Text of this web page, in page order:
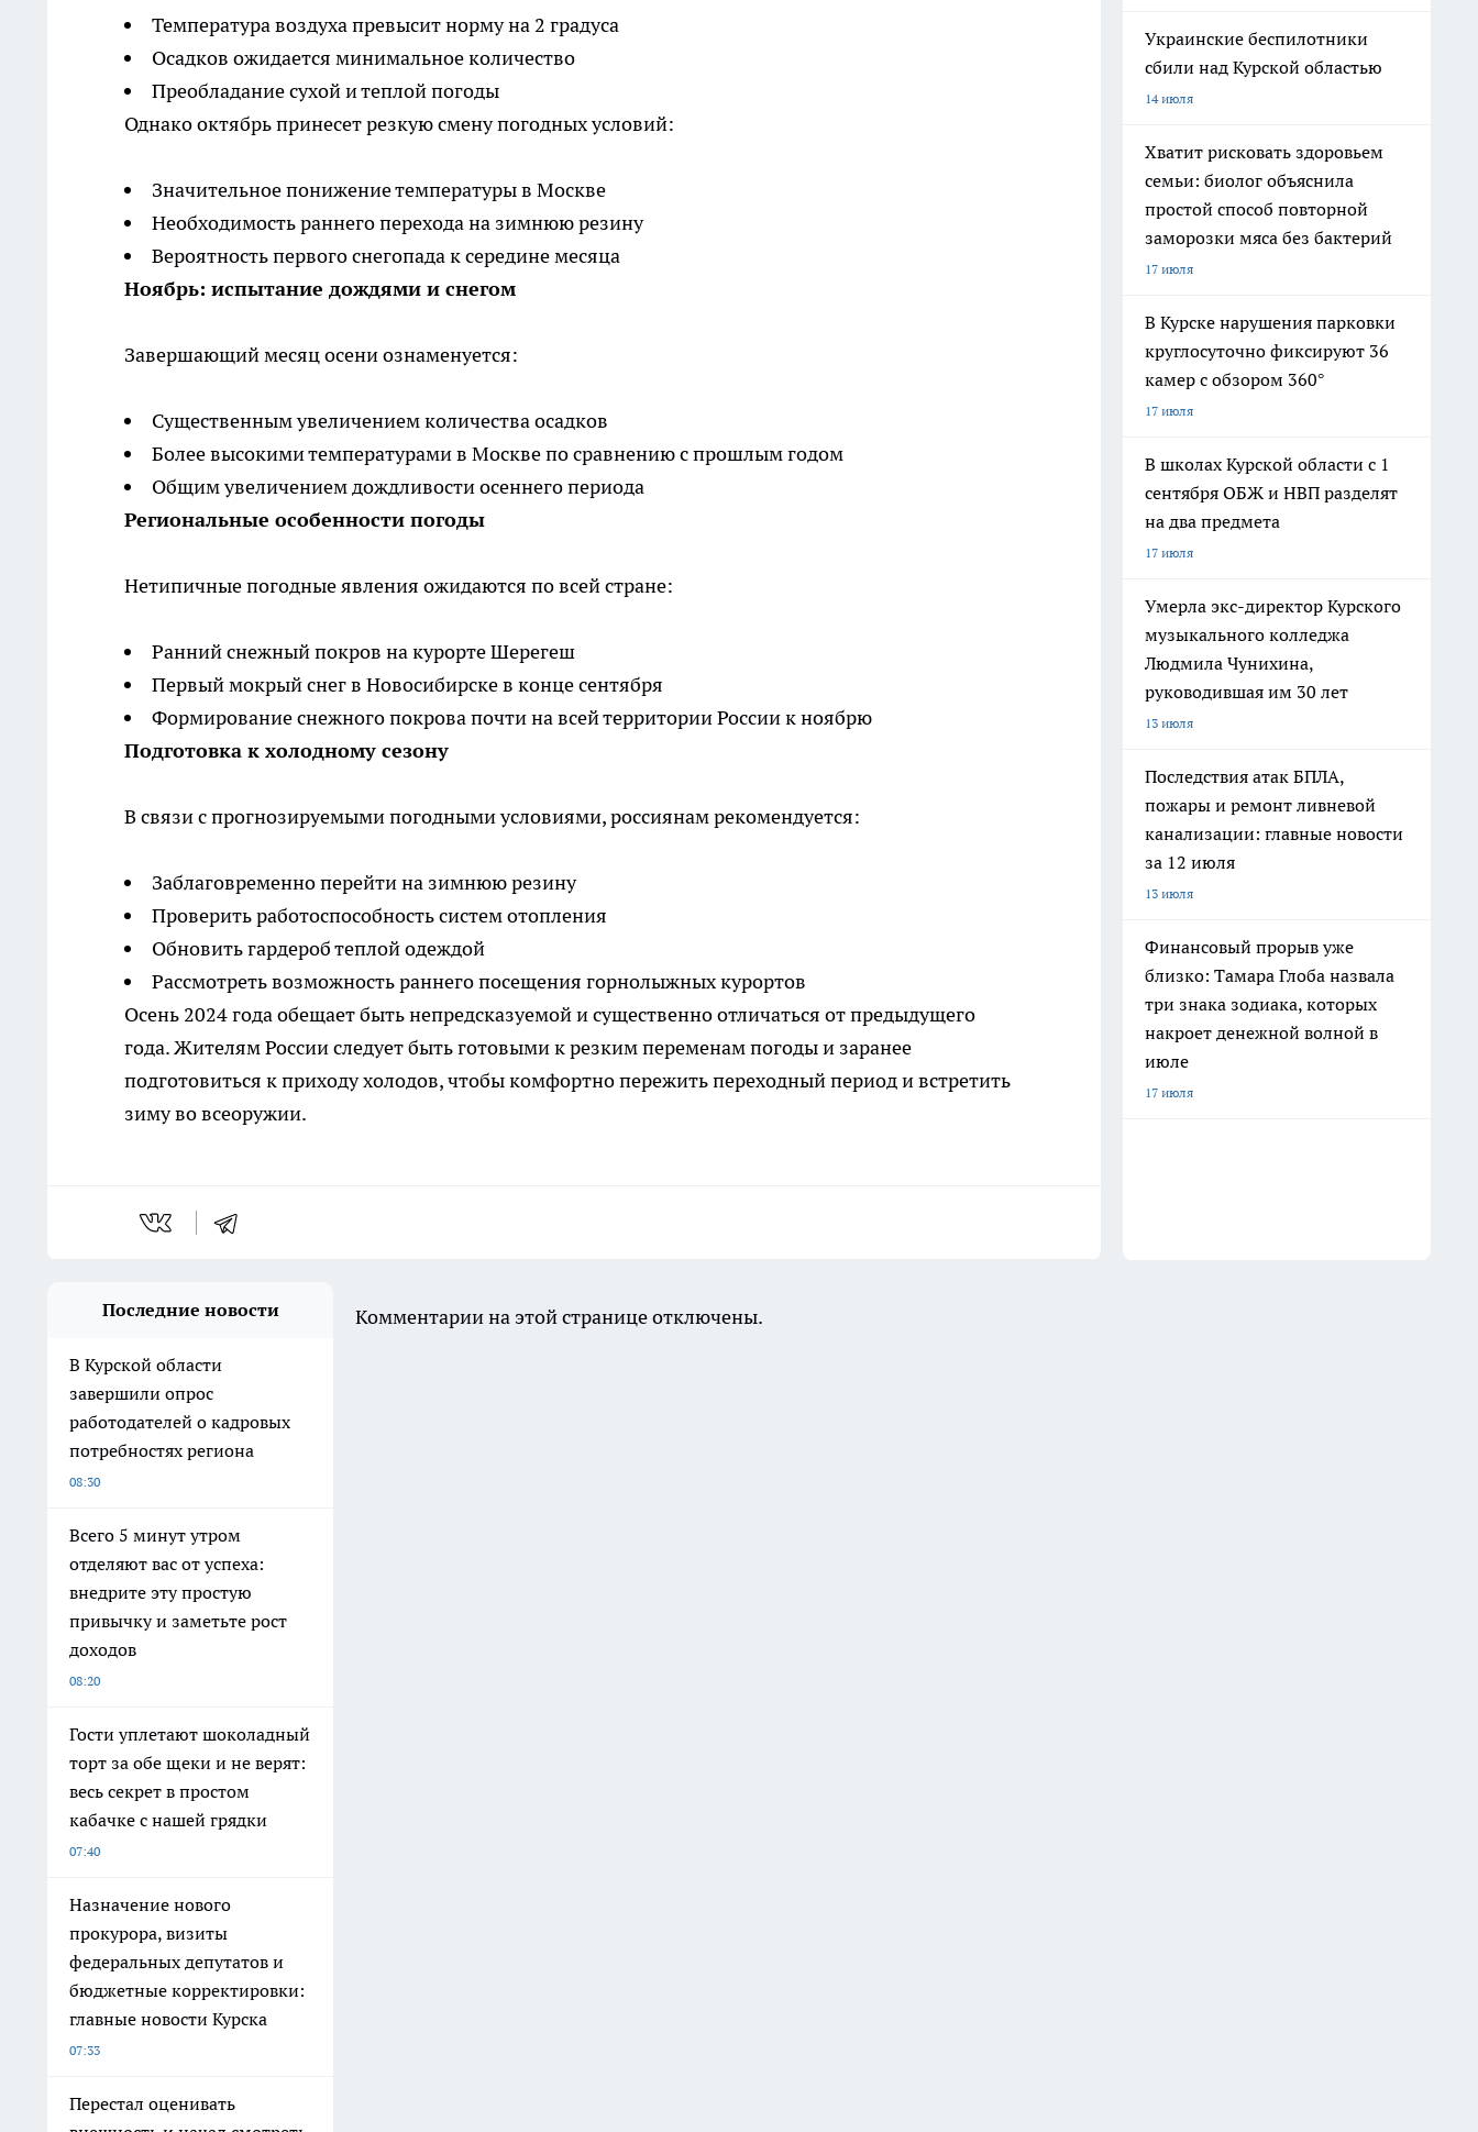
Температура воздуха превысит норму на 2 градуса
Осадков ожидается минимальное количество
Преобладание сухой и теплой погоды
Однако октябрь принесет резкую смену погодных условий:
Значительное понижение температуры в Москве
Необходимость раннего перехода на зимнюю резину
Вероятность первого снегопада к середине месяца
Ноябрь: испытание дождями и снегом
Завершающий месяц осени ознаменуется:
Существенным увеличением количества осадков
Более высокими температурами в Москве по сравнению с прошлым годом
Общим увеличением дождливости осеннего периода
Региональные особенности погоды
Нетипичные погодные явления ожидаются по всей стране:
Ранний снежный покров на курорте Шерегеш
Первый мокрый снег в Новосибирске в конце сентября
Формирование снежного покрова почти на всей территории России к ноябрю
Подготовка к холодному сезону
В связи с прогнозируемыми погодными условиями, россиянам рекомендуется:
Заблаговременно перейти на зимнюю резину
Проверить работоспособность систем отопления
Обновить гардероб теплой одеждой
Рассмотреть возможность раннего посещения горнолыжных курортов
Осень 2024 года обещает быть непредсказуемой и существенно отличаться от предыдущего
года. Жителям России следует быть готовыми к резким переменам погоды и заранее
подготовиться к приходу холодов, чтобы комфортно пережить переходный период и встретить
зиму во всеоружии.
Украинские беспилотники
сбили над Курской областью
14 июля
Хватит рисковать здоровьем
семьи: биолог объяснила
простой способ повторной
заморозки мяса без бактерий
17 июля
В Курске нарушения парковки
круглосуточно фиксируют 36
камер с обзором 360°
17 июля
В школах Курской области с 1
сентября ОБЖ и НВП разделят
на два предмета
17 июля
Умерла экс-директор Курского
музыкального колледжа
Людмила Чунихина,
руководившая им 30 лет
13 июля
Последствия атак БПЛА,
пожары и ремонт ливневой
канализации: главные новости
за 12 июля
13 июля
Финансовый прорыв уже
близко: Тамара Глоба назвала
три знака зодиака, которых
накроет денежной волной в
июле
17 июля
Последние новости
В Курской области
завершили опрос
работодателей о кадровых
потребностях региона
08:30
Всего 5 минут утром
отделяют вас от успеха:
внедрите эту простую
привычку и заметьте рост
доходов
08:20
Гости уплетают шоколадный
торт за обе щеки и не верят:
весь секрет в простом
кабачке с нашей грядки
07:40
Назначение нового
прокурора, визиты
федеральных депутатов и
бюджетные корректировки:
главные новости Курска
07:33
Перестал оценивать
Комментарии на этой странице отключены.